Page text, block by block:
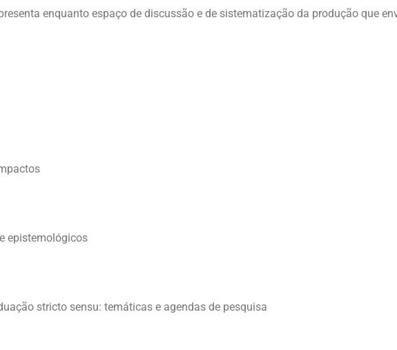
enquanto espaço de discussão e de sistematização da produção que
epistemológicos
stricto sensu: temáticas e agendas de pesquisa